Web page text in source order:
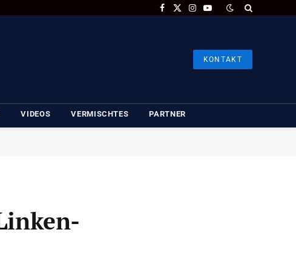
Facebook
X
Instagram
YouTube
KONTAKT
VIDEOS VERMISCHTES PARTNER